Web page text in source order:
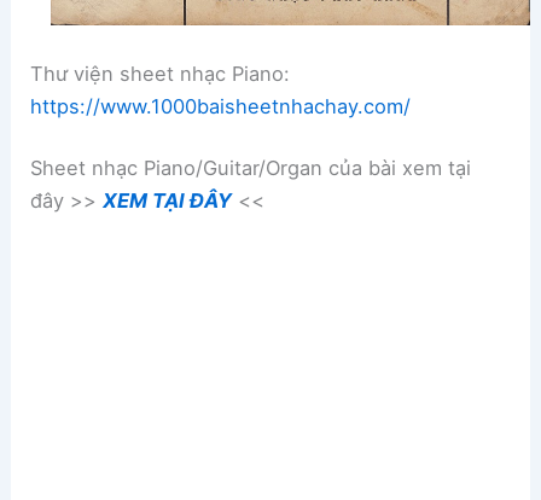
Thư viện sheet nhạc Piano:
https://www.1000baisheetnhachay.com/
Sheet nhạc Piano/Guitar/Organ của bài xem tại
đây >>XEM TẠI ĐÂY<<